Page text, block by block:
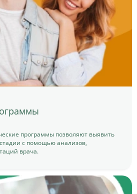
программы позволяют выявить
с помощью анализов,
врача.